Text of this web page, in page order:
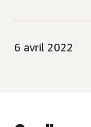
6 avril 2022